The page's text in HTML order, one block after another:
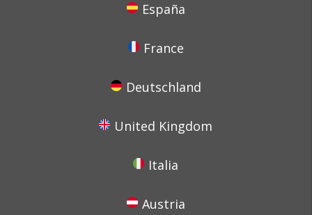
España
France
Deutschland
United Kingdom
Italia
Austria